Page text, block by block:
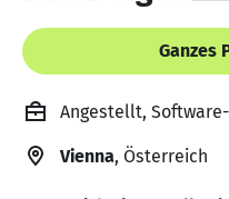
Ganzes
Angestellt,
Vienna, Österreich